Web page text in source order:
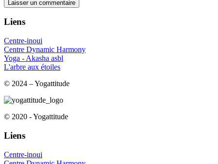
Liens
Centre-inoui
Centre Dynamic Harmony
Yoga - Akasha asbl
L'arbre aux étoiles
© 2024 – Yogattitude
© 2020 - Yogattitude
Liens
Centre-inoui